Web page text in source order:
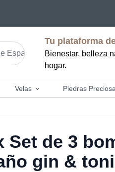
Tu plataforma
Bienestar, belleza
hogar.
Velas Piedras
Set de 3
gin &